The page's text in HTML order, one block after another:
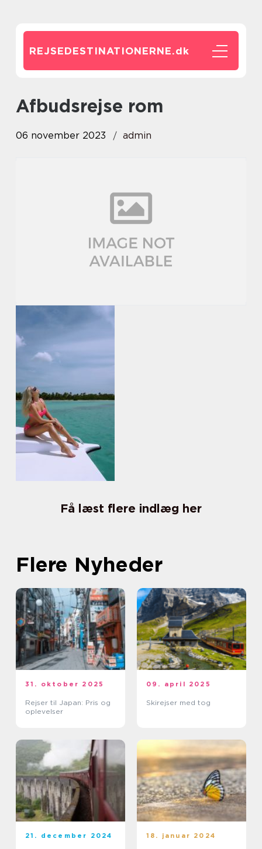
REJSEDESTINATIONERNE.dk
afbudsrejse rom
06 november 2023 admin
Få læst flere indlæg her
Flere Nyheder
31. oktober 2025
Rejser til Japan: Pris og
oplevelser
09. april 2025
Skirejser med tog
21. december 2024 18. januar 2024